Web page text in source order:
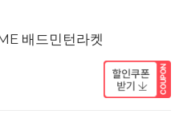
배드민턴라켓